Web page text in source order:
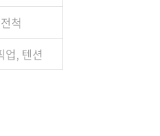
척
업, 텐션